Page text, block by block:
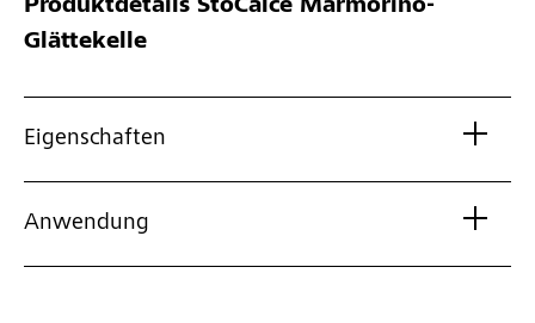
Produktdetails StoCalce Marmorino-
Glättekelle
Eigenschaften
Anwendung